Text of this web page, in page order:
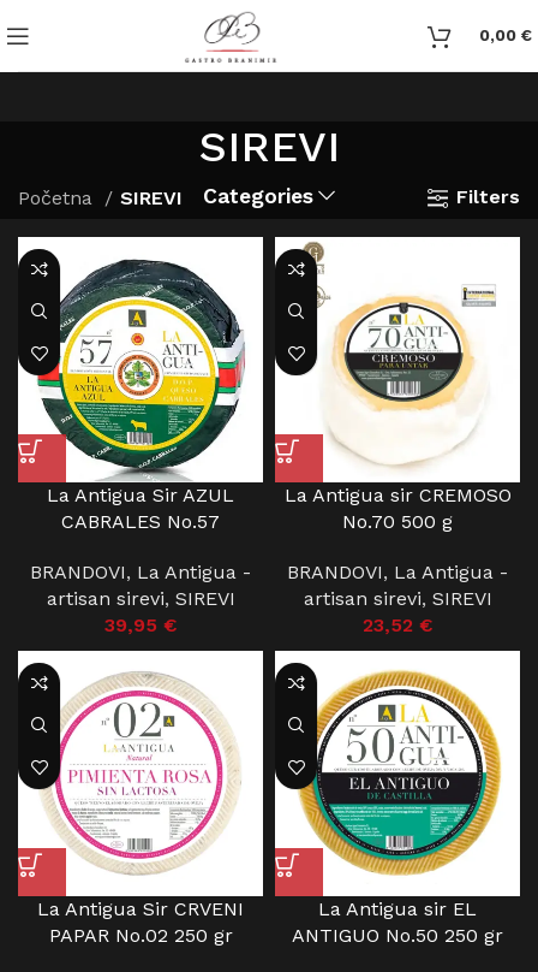
0,00 €
SIREVI
Categories
Početna SIREVI Filters
La Antigua Sir AZUL
CABRALES No.57
BRANDOVI, La Antigua -
artisan sirevi, SIREVI
39,95 €
La Antigua sir CREMOSO
No.70 500 g
BRANDOVI, La Antigua -
artisan sirevi, SIREVI
23,52 €
La Antigua Sir CRVENI
PAPAR No.02 250 gr
La Antigua sir EL
ANTIGUO No.50 250 gr